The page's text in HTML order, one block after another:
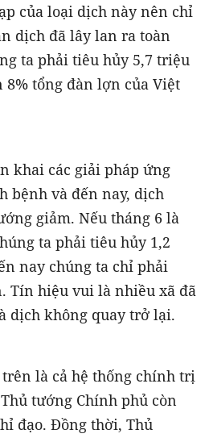
của loại dịch này nên chỉ
dịch đã lây lan ra toàn
ta phải tiêu hủy 5,7 triệu
tổng đàn lợn của Việt
khai các giải pháp ứng
bệnh và đến nay, dịch
giảm. Nếu tháng 6 là
ta phải tiêu hủy 1,2
nay chúng ta chỉ phải
Tín hiệu vui là nhiều xã đã
dịch không quay trở lại.
là cả hệ thống chính trị
tướng Chính phủ còn
đạo. Đồng thời, Thủ